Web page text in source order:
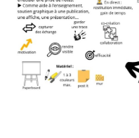
fournir "le kit de
essentielles vous
échanges lors de vos
permettant
l'intelligence
facilitation.